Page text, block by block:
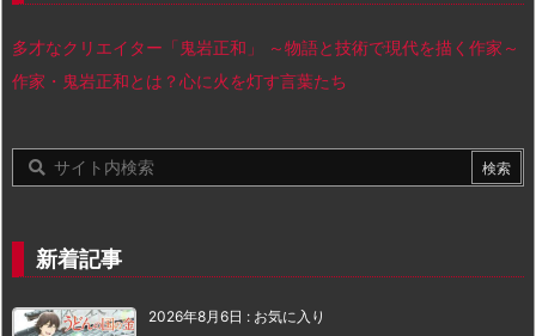
多才なクリエイター「鬼岩正和」 ～物語と技術で現代を描く作家～
作家・鬼岩正和とは？心に火を灯す言葉たち
新着記事
2026年8月6日 : お気に入り